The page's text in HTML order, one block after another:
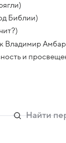
Библии)
Владимир
и